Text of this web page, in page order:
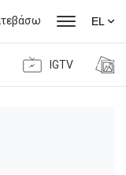
EL
IGTV